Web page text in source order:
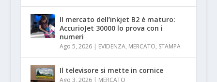
Il mercato dell’inkjet B2 è maturo:
AccurioJet 30000 lo prova con i
numeri
Ago 5, 2026| EVIDENZA, MERCATO, STAMPA
Il televisore si mette in cornice
Ago 3, 2026| MERCATO